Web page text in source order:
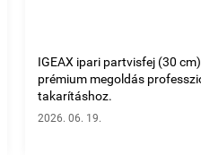
IGEAX ipari partvisfej (30
prémium megoldás
takarításhoz.
2026. 06. 19.